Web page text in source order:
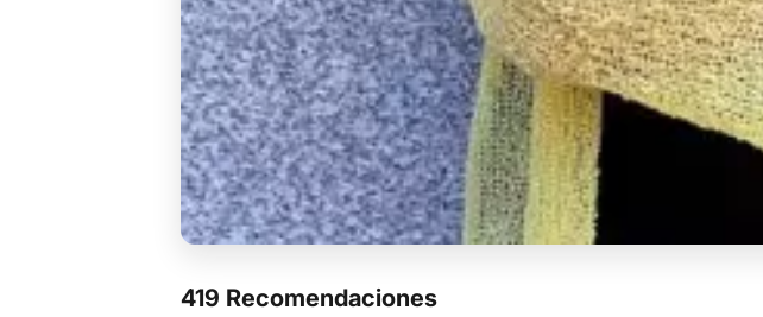
419 Recomendaciones